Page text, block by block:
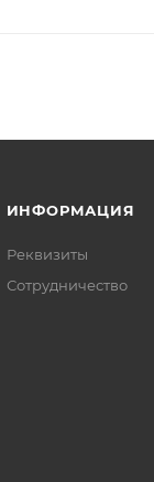
ИНФОРМАЦИЯ
Реквизиты
Сотрудничество